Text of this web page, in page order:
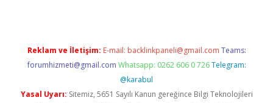
Reklam ve İletişim: E-mail: backlinkpaneli@gmail.com Teams:
forumhizmeti@gmail.com Whatsapp: 0262 606 0 726 Telegram:
@karabul
Yasal Uyarı: Sitemiz, 5651 Sayılı Kanun gereğince Bilgi Teknolojileri